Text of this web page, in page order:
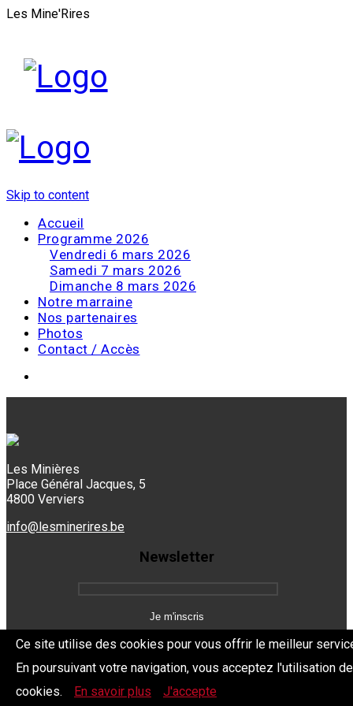
Les Mine'Rires
Skip to content
Accueil
Programme 2026
Vendredi 6 mars 2026
Samedi 7 mars 2026
Dimanche 8 mars 2026
Notre marraine
Nos partenaires
Photos
Contact / Accès
Les Minières
Place Général Jacques, 5
4800 Verviers
info@lesminerires.be
Newsletter
Copyright 2026 Les Mine'Rires - Politique de confidentialité
Ce site utilise des cookies pour vous offrir le meilleur
En poursuivant votre navigation, vous acceptez l'utilisation
cookies.
En savoir plus J'accepte